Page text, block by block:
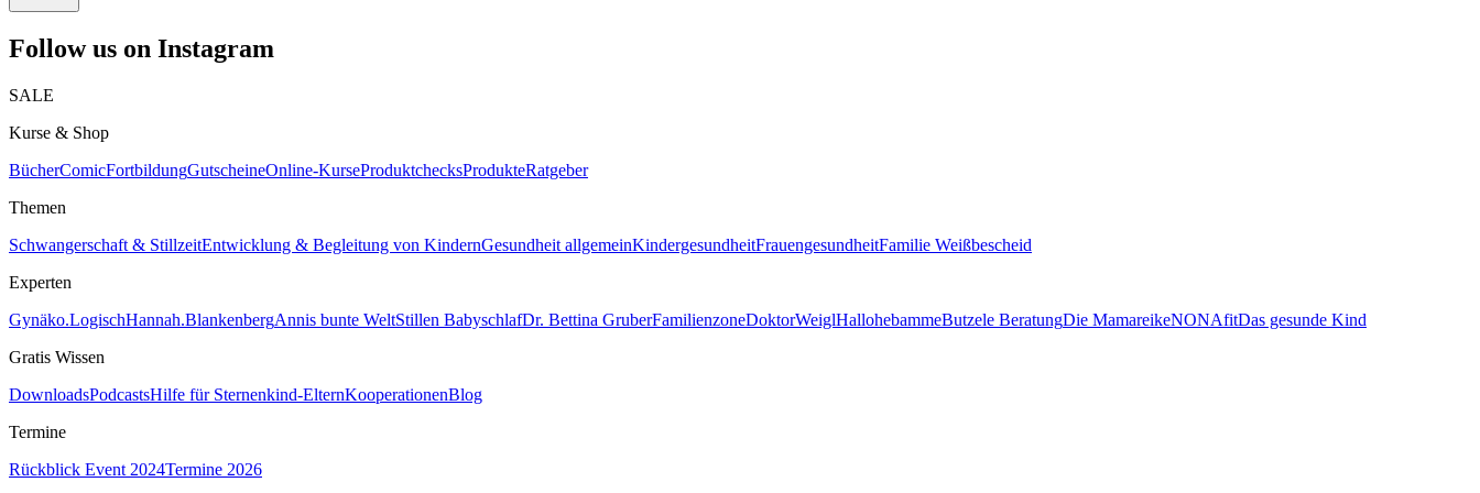
Follow us on Instagram
SALE
Kurse & Shop
BücherComicFortbildungGutscheineOnline-KurseProduktchecksProdukteRatgeber
Themen
Schwangerschaft & StillzeitEntwicklung & Begleitung von KindernGesundheit allgemeinKindergesundheitFrauengesundheitFamilie Weißbescheid
Experten
Gynäko.LogischHannah.BlankenbergAnnis bunte WeltStillen BabyschlafDr. Bettina GruberFamilienzoneDoktorWeiglHallohebammeButzele BeratungDie MamareikeNONAfitDas gesunde Kind
Gratis Wissen
DownloadsPodcastsHilfe für Sternenkind-ElternKooperationenBlog
Termine
Rückblick Event 2024Termine 2026